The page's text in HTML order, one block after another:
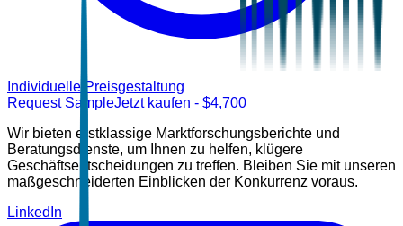
Individuelle Preisgestaltung
Request SampleJetzt kaufen - $4,700
Wir bieten erstklassige Marktforschungsberichte und
Beratungsdienste, um Ihnen zu helfen, klügere
Geschäftsentscheidungen zu treffen. Bleiben Sie mit unseren
maßgeschneiderten Einblicken der Konkurrenz voraus.
LinkedIn